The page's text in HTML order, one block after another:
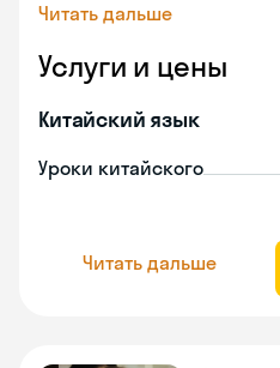
Читать дальше
Услуги и цены
Китайский язык
Уроки китайского
Читать дальше